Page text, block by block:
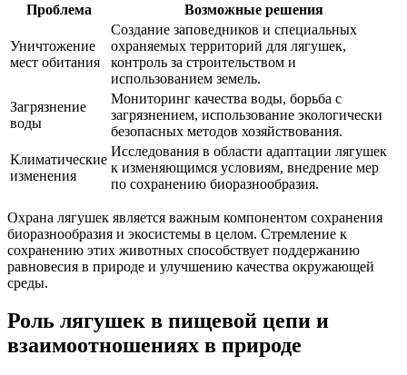
Проблема Возможные решения
Уничтожение
мест обитания
Создание заповедников и специальных
охраняемых территорий для лягушек,
контроль за строительством и
использованием земель.
Загрязнение
воды
Мониторинг качества воды, борьба с
загрязнением, использование экологически
безопасных методов хозяйствования.
Климатические
изменения
Исследования в области адаптации лягушек
к изменяющимся условиям, внедрение мер
по сохранению биоразнообразия.
Охрана лягушек является важным компонентом сохранения
биоразнообразия и экосистемы в целом. Стремление к
сохранению этих животных способствует поддержанию
равновесия в природе и улучшению качества окружающей
среды.
Роль лягушек в пищевой цепи и
взаимоотношениях в природе